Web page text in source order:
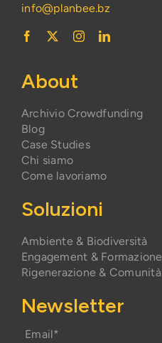
info@planbee.bz
About
Archivio Crowdfunding
Blog
Case Studies
Chi siamo
Come lavoriamo
Soluzioni
Ambiente & Biodiversità
Engagement & Formazione
Rigenerazione & Comunità
Newsletter
Email*